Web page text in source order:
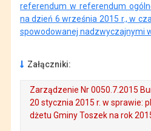
referendum w referendum
na dzień 6 września 2015 r., w
spowodowanej nadzwyczajnymi
Załączniki:
Zarządzenie Nr 0050.7.2015
20 stycznia 2015 r. w sprawie:
dżetu Gminy Toszek na rok